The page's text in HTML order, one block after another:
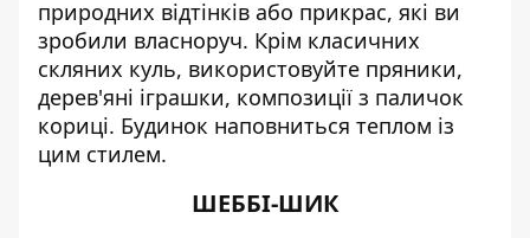
природних відтінків або прикрас, які ви
зробили власноруч. Крім класичних
скляних куль, використовуйте пряники,
дерев'яні іграшки, композиції з паличок
кориці. Будинок наповниться теплом із
цим стилем.
ШЕББІ-ШИК